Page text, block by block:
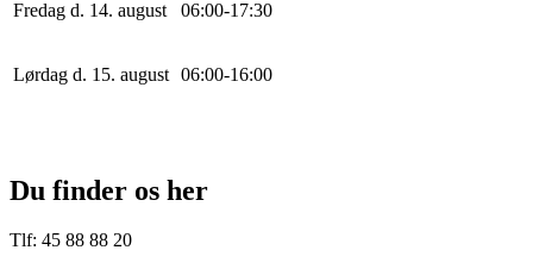
Fredag d. 14. august 06:00-17:30
Lørdag d. 15. august 06:00-16:00
Du finder os her
Tlf: 45 88 88 20